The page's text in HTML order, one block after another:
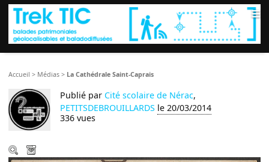
≡
Accueil > Médias > La Cathédrale Saint-Caprais
Publié par Cité scolaire de Nérac,
PETITSDEBROUILLARDS le 20/03/2014
336 vues